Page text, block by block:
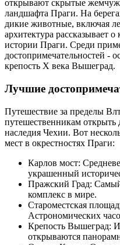
открывают скрытые
ландшафта Праги. На
дикие животные, включая
архитектура рассказывает
истории Праги. Среди
достопримечательностей
крепость X века Вышеград.
Лучшие
Путешествие за пределы
путешественникам открыть
наследия Чехии. Вот
мест в окрестностях Праги:
Карлов мост:
украшенный
Пражский Град:
комплекс в мире.
Староместская
Астрономических
Крепость Вышеград:
открываются